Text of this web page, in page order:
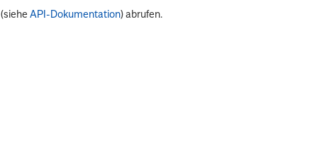
(sieheAPI-Dokumentation) abrufen.